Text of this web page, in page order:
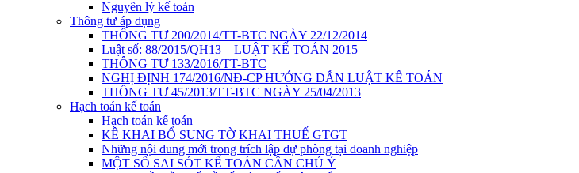
Nguyên lý kế toán
Thông tư áp dụng
THÔNG TƯ 200/2014/TT-BTC NGÀY 22/12/2014
Luật số: 88/2015/QH13 – LUẬT KẾ TOÁN 2015
THÔNG TƯ 133/2016/TT-BTC
NGHỊ ĐỊNH 174/2016/NĐ-CP HƯỚNG DẪN LUẬT KẾ TOÁN
THÔNG TƯ 45/2013/TT-BTC NGÀY 25/04/2013
Hạch toán kế toán
Hạch toán kế toán
KÊ KHAI BỔ SUNG TỜ KHAI THUẾ GTGT
Những nội dung mới trong trích lập dự phòng tại doanh nghiệp
MỘT SỐ SAI SÓT KẾ TOÁN CẦN CHÚ Ý